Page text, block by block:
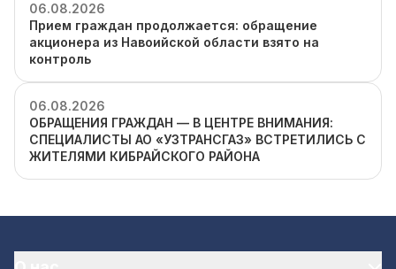
06.08.2026
Прием граждан продолжается: обращение
акционера из Навоийской области взято на
контроль
06.08.2026
ОБРАЩЕНИЯ ГРАЖДАН — В ЦЕНТРЕ ВНИМАНИЯ:
СПЕЦИАЛИСТЫ АО «УЗТРАНСГАЗ» ВСТРЕТИЛИСЬ С
ЖИТЕЛЯМИ КИБРАЙСКОГО РАЙОНА